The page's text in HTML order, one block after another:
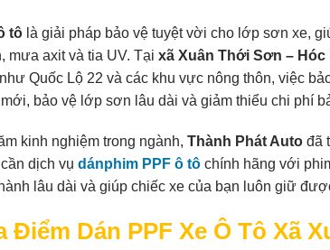
tô là giải pháp bảo vệ tuyệt vời cho lớp sơn xe,
mưa axit và tia UV. Tại xã Xuân Thới Sơn – Hóc
Quốc Lộ 22 và các khu vực nông thôn, việc
bảo vệ lớp sơn lâu dài và giảm thiểu chi phí
kinh nghiệm trong ngành, Thành Phát Auto đã
dịch vụ dánphim PPF ô tô chính hãng với
lâu dài và giúp chiếc xe của bạn luôn giữ
Điểm Dán PPF Xe Ô Tô Xã